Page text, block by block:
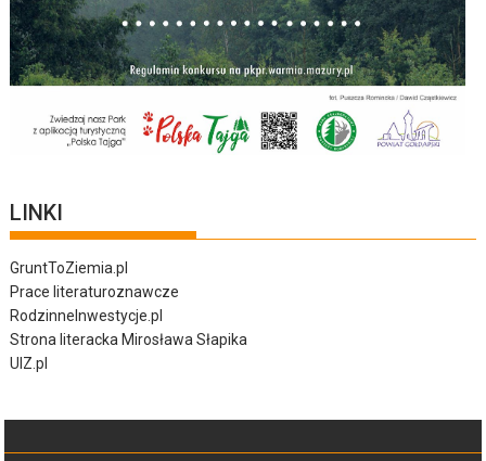
LINKI
GruntToZiemia.pl
Prace literaturoznawcze
RodzinneInwestycje.pl
Strona literacka Mirosława Słapika
UIZ.pl